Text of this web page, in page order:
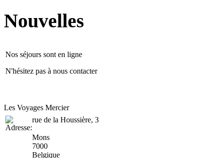
Nouvelles
Nos séjours sont en ligne
N'hésitez pas à nous contacter
Les Voyages Mercier
rue de la Houssière, 3
Mons
7000
Belgique